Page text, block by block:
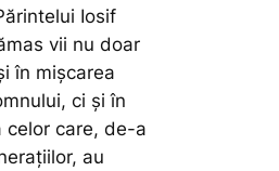
Iosif
vii nu doar
în mișcarea
ci și în
celor care, de-a
au